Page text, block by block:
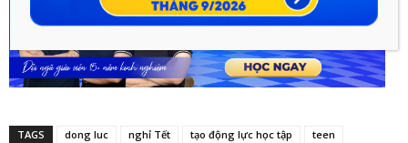
TAGS dong luc nghỉ Tết tạo động lực học tập
teen